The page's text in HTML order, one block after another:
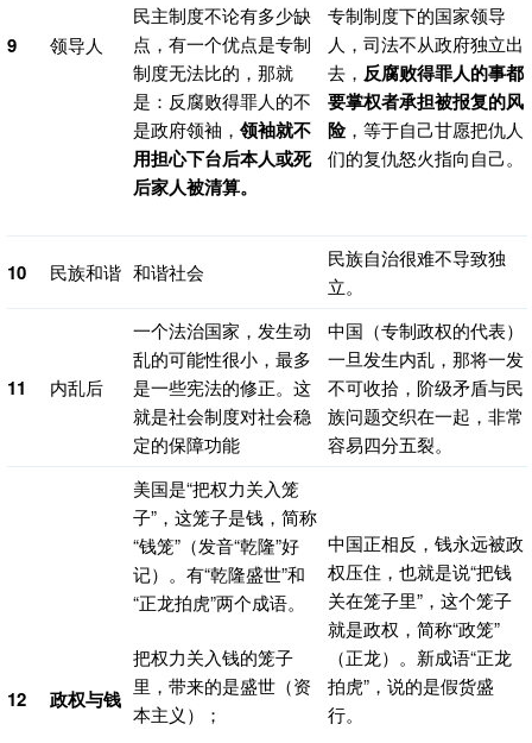
9 领导人
民主制度不论有多少缺
点，有一个优点是专制
制度无法比的，那就
是：反腐败得罪人的不
是政府领袖， 领袖就不
用担心下台后本人或死
后家人被清算。
专制制度下的国家领导
人，司法不从政府独立出
去， 反腐败得罪人的事都
要掌权者承担被报复的风
险，等于自己甘愿把仇人
们的复仇怒火指向自己。
10 民族和谐 和谐社会
民族自治很难不导致独
立。
11 内乱后
一个法治国家，发生动
乱的可能性很小，最多
是一些宪法的修正。这
就是社会制度对社会稳
定的保障功能
中国（专制政权的代表）
一旦发生内乱，那将一发
不可收拾，阶级矛盾与民
族问题交织在一起，非常
容易四分五裂。
12 政权与钱
美国是“把权力关入笼
子”，这笼子是钱，简称
“钱笼”（发音“乾隆”好
记）。有“乾隆盛世”和
“正龙拍虎”两个成语。
把权力关入钱的笼子
里，带来的是盛世（资
本主义）；
中国正相反，钱永远被政
权压住，也就是说“把钱
关在笼子里”，这个笼子
就是政权，简称“政笼”
（正龙）。新成语“正龙
拍虎”，说的是假货盛
行。